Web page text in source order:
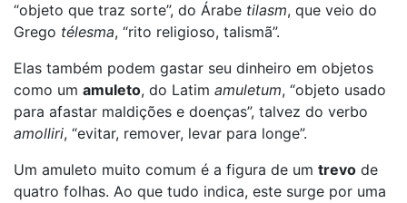
“objeto que traz sorte”, do Árabe tilasm, que veio do
Grego télesma, “rito religioso, talismã”.
Elas também podem gastar seu dinheiro em objetos
como um amuleto, do Latim amuletum, “objeto usado
para afastar maldições e doenças”, talvez do verbo
amolliri, “evitar, remover, levar para longe”.
Um amuleto muito comum é a figura de um trevo de
quatro folhas. Ao que tudo indica, este surge por uma